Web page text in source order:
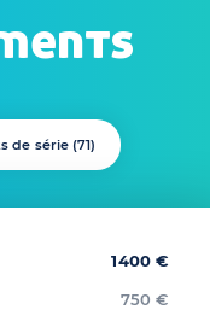
de série (71)
1400 €
750 €